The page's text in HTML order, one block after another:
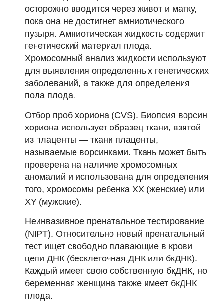
осторожно вводится через живот и матку,
пока она не достигнет амниотического
пузыря. Амниотическая жидкость содержит
генетический материал плода.
Хромосомный анализ жидкости используют
для выявления определенных генетических
заболеваний, а также для определения
пола плода.
Отбор проб хориона (CVS). Биопсия ворсин
хориона использует образец ткани, взятой
из плаценты — ткани плаценты,
называемые ворсинками. Ткань может быть
проверена на наличие хромосомных
аномалий и использована для определения
того, хромосомы ребенка XX (женские) или
XY (мужские).
Неинвазивное пренатальное тестирование
(NIPT). Относительно новый пренатальный
тест ищет свободно плавающие в крови
цепи ДНК (бесклеточная ДНК или бкДНК).
Каждый имеет свою собственную бкДНК, но
беременная женщина также имеет бкДНК
плода.